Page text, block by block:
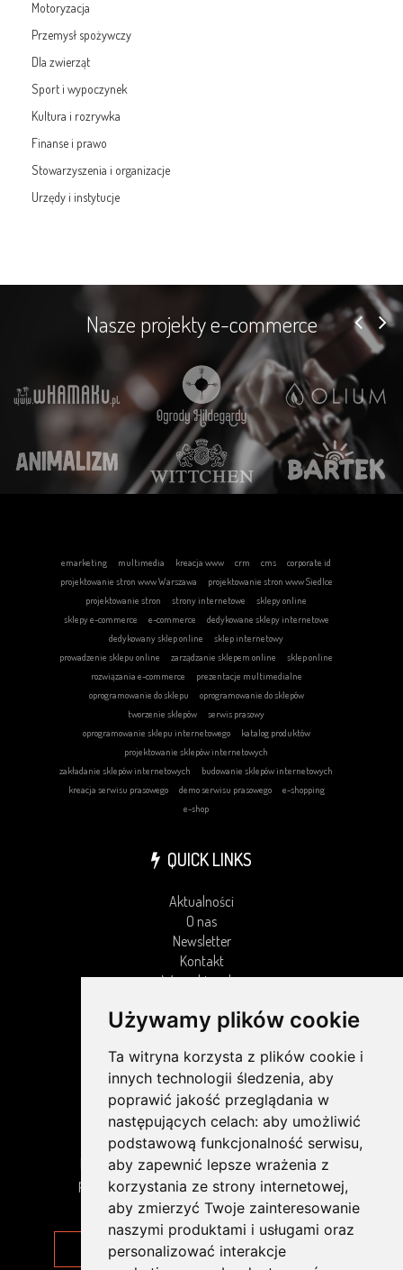
Używamy plików cookie
Ta witryna korzysta z plików cookie i
innych technologii śledzenia, aby
poprawić jakość przeglądania w
następujących celach: aby umożliwić
podstawową funkcjonalność serwisu,
aby zapewnić lepsze wrażenia z
korzystania ze strony internetowej,
aby zmierzyć Twoje zainteresowanie
naszymi produktami i usługami oraz
personalizować interakcje
Motoryzacja
Przemysł spożywczy
Dla zwierząt
Sport i wypoczynek
Kultura i rozrywka
Finanse i prawo
Stowarzyszenia i organizacje
Urzędy i instytucje
Nasze projekty e-commerce
emarketing multimedia kreacja www crm cms
corporate id
projektowanie stron www Warszawa
projektowanie stron www Siedlce
projektowanie stron
strony internetowe
sklepy online
sklepy e-commerce
e-commerce
dedykowane sklepy internetowe
dedykowany sklep online
sklep internetowy
prowadzenie sklepu online
zarządzanie sklepem online
sklep online
rozwiązania e-commerce
prezentacje multimedialne
oprogramowanie do sklepu
oprogramowanie do sklepów
tworzenie sklepów
serwis prasowy
oprogramowanie sklepu internetowego
katalog produktów
projektowanie sklepów internetowych
zakładanie sklepów internetowych
budowanie sklepów internetowych
kreacja serwisu prasowego
demo serwisu prasowego
e-shopping
e-shop
QUICK LINKS
Aktualności
O nas
Newsletter
Kontakt
Wyszukiwarka
Ochrona Danych Osobowych (ODO)
NEWSLETTER
Dowiedz się pierwszy o naszych nowościach,
promocjach i wyprzedażach. Zapraszamy do
zapisania się do naszego newslettera.